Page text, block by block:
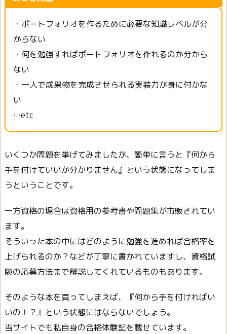
・ポートフォリオを作るために必要な知識レベルが分
からない
・何を勉強すればポートフォリオを作れるのか分から
ない
・一人で成果物を完成させられる実装力が身に付かな
い
…etc
いくつか問題を挙げてみましたが、簡単に言うと『何から
手を付けていいか分かりません』という状態になってしま
うということです。
一方資格の場合は資格用の参考書や問題集が市販されてい
ます。
そういった本の中にはどのように勉強を進めれば合格率を
上げられるのか？などが丁寧に書かれていますし、資格試
験の応募方法まで解説してくれているものもあります。
そのような本を買ってしまえば、『何から手を付ければい
いの！？』という状態にはならないでしょう。
当サイトでも私自身の合格体験記を載せています。